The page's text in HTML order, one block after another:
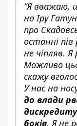
“Я вважаю,
на Іру
про
останні
не чіпляв. Я
Можливо
скажу
У нас на
до влади
боків. Я не